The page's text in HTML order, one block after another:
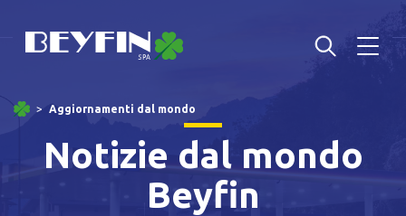
Aggiornamenti dal mondo
Notizie dal mondo
Beyfin